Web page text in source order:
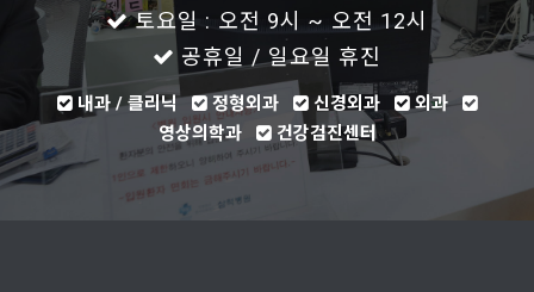
토요일 : 오전 9시 ~ 오전 12시
공휴일 / 일요일 휴진
내과 / 클리닉 정형외과 신경외과
외과
영상의학과
건강검진센터